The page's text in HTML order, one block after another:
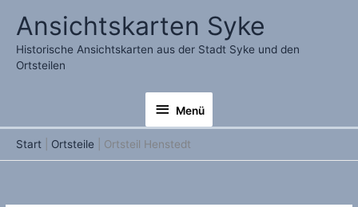
Inhalt
springen
Ansichtskarten Syke
Historische Ansichtskarten aus der Stadt Syke und den
Ortsteilen
Menü
Menü
Start Ortsteile Ortsteil Henstedt